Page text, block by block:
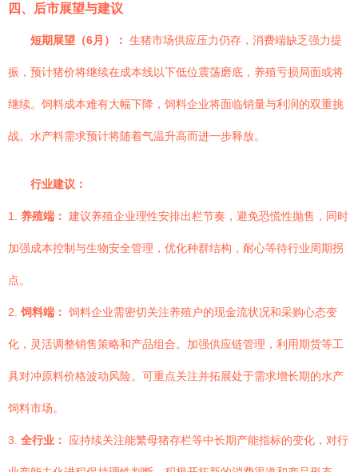
四、后市展望与建议
短期展望（6月）： 生猪市场供应压力仍存，消费端缺乏强力提
振，预计猪价将继续在成本线以下低位震荡磨底，养殖亏损局面或将
继续。饲料成本难有大幅下降，饲料企业将面临销量与利润的双重挑
战。水产料需求预计将随着气温升高而进一步释放。
行业建议：
1. 养殖端： 建议养殖企业理性安排出栏节奏，避免恐慌性抛售，同时
加强成本控制与生物安全管理，优化种群结构，耐心等待行业周期拐
点。
2. 饲料端： 饲料企业需密切关注养殖户的现金流状况和采购心态变
化，灵活调整销售策略和产品组合。加强供应链管理，利用期货等工
具对冲原料价格波动风险。可重点关注并拓展处于需求增长期的水产
饲料市场。
3. 全行业： 应持续关注能繁母猪存栏等中长期产能指标的变化，对行